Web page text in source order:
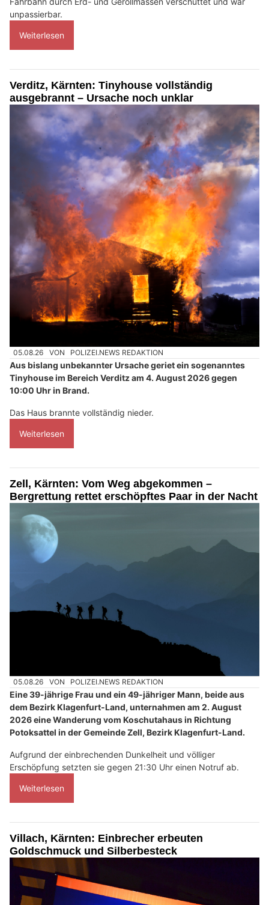
unpassierbar.
Weiterlesen
Verditz, Kärnten: Tinyhouse vollständig
ausgebrannt – Ursache noch unklar
05.08.26 VON POLIZEI.NEWS REDAKTION
Aus bislang unbekannter Ursache geriet ein sogenanntes
Tinyhouse im Bereich Verditz am 4. August 2026 gegen
10:00 Uhr in Brand.
Das Haus brannte vollständig nieder.
Weiterlesen
Zell, Kärnten: Vom Weg abgekommen –
Bergrettung rettet erschöpftes Paar in der Nacht
05.08.26 VON POLIZEI.NEWS REDAKTION
Eine 39-jährige Frau und ein 49-jähriger Mann, beide aus
dem Bezirk Klagenfurt-Land, unternahmen am 2. August
2026 eine Wanderung vom Koschutahaus in Richtung
Potoksattel in der Gemeinde Zell, Bezirk Klagenfurt-Land.
Aufgrund der einbrechenden Dunkelheit und völliger
Erschöpfung setzten sie gegen 21:30 Uhr einen Notruf ab.
Weiterlesen
Villach, Kärnten: Einbrecher erbeuten
Goldschmuck und Silberbesteck